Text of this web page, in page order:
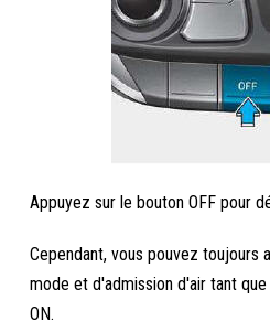
Appuyez sur le bouton OFF pour
Cependant, vous pouvez toujours
mode et d'admission d'air tant
ON.